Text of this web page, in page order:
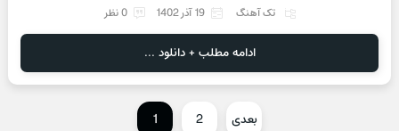
تک آهنگ 19 آذر 1402 0 نظر
ادامه مطلب + دانلود ...
1 2 بعدی